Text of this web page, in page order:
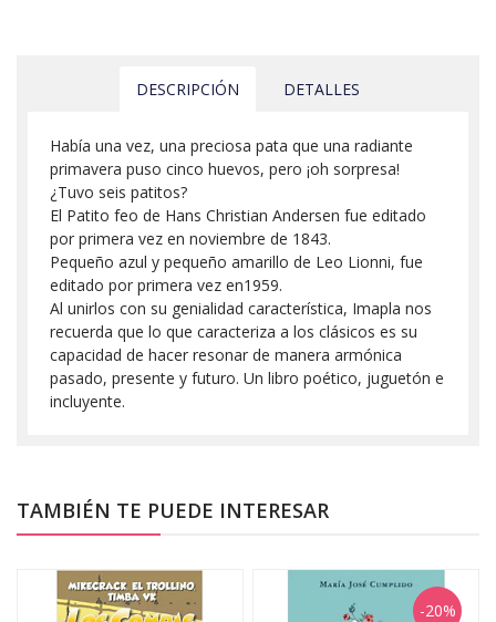
DESCRIPCIÓN DETALLES
Había una vez, una preciosa pata que una radiante
primavera puso cinco huevos, pero ¡oh sorpresa!
¿Tuvo seis patitos?
El Patito feo de Hans Christian Andersen fue editado
por primera vez en noviembre de 1843.
Pequeño azul y pequeño amarillo de Leo Lionni, fue
editado por primera vez en1959.
Al unirlos con su genialidad característica, Imapla nos
recuerda que lo que caracteriza a los clásicos es su
capacidad de hacer resonar de manera armónica
pasado, presente y futuro. Un libro poético, juguetón e
incluyente.
TAMBIÉN TE PUEDE INTERESAR
-20%